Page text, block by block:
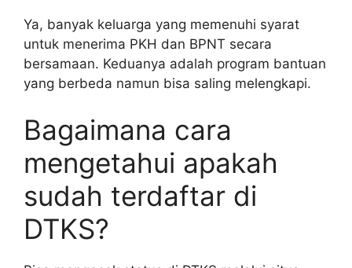
Ya, banyak keluarga yang memenuhi syarat
untuk menerima PKH dan BPNT secara
bersamaan. Keduanya adalah program bantuan
yang berbeda namun bisa saling melengkapi.
Bagaimana cara
mengetahui apakah
sudah terdaftar di
DTKS?